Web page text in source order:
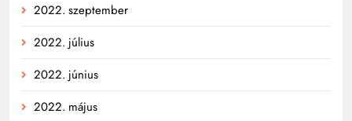
2022. szeptember
2022. július
2022. június
2022. május